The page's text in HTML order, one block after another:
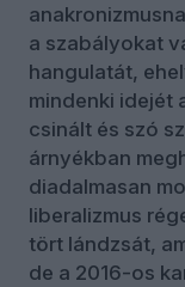
a szabályokat
hangulatát,
mindenki idejét
csinált és szó
árnyékban
diadalmasan
liberalizmus
tört lándzsát,
de a 2016-os